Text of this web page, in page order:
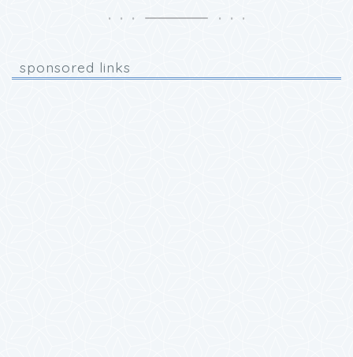
sponsored links